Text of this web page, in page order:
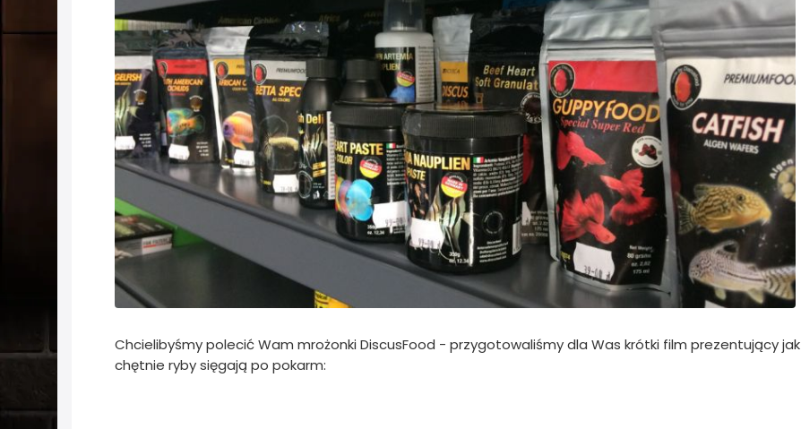
Chcielibyśmy polecić Wam mrożonki DiscusFood - przygotowaliśmy dla Was krótki film prezentujący jak
chętnie ryby sięgają po pokarm: